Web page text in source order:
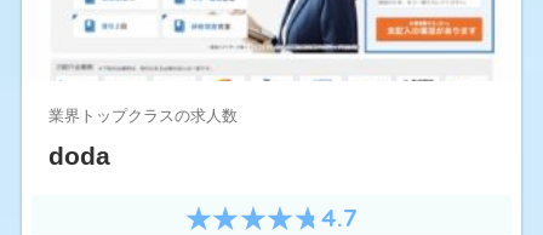
業界トップクラスの求人数
doda
4.7